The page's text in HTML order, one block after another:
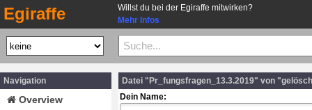
Egiraffe
Willst du bei der Egiraffe mitwirken?
Mehr Infos
Navigation
Overview
Datei "Pr_fungsfragen_13.3.2019" von
Dein Name: